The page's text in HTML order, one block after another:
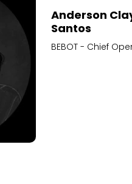
Anderson
Santos
BEBOT - Chief